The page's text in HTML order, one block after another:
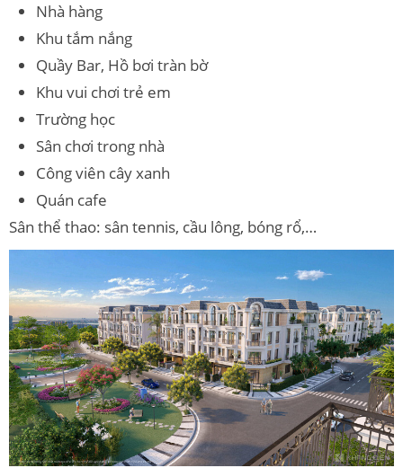
Nhà hàng
Khu tắm nắng
Quầy Bar, Hồ bơi tràn bờ
Khu vui chơi trẻ em
Trường học
Sân chơi trong nhà
Công viên cây xanh
Quán cafe
Sân thể thao: sân tennis, cầu lông, bóng rổ,…